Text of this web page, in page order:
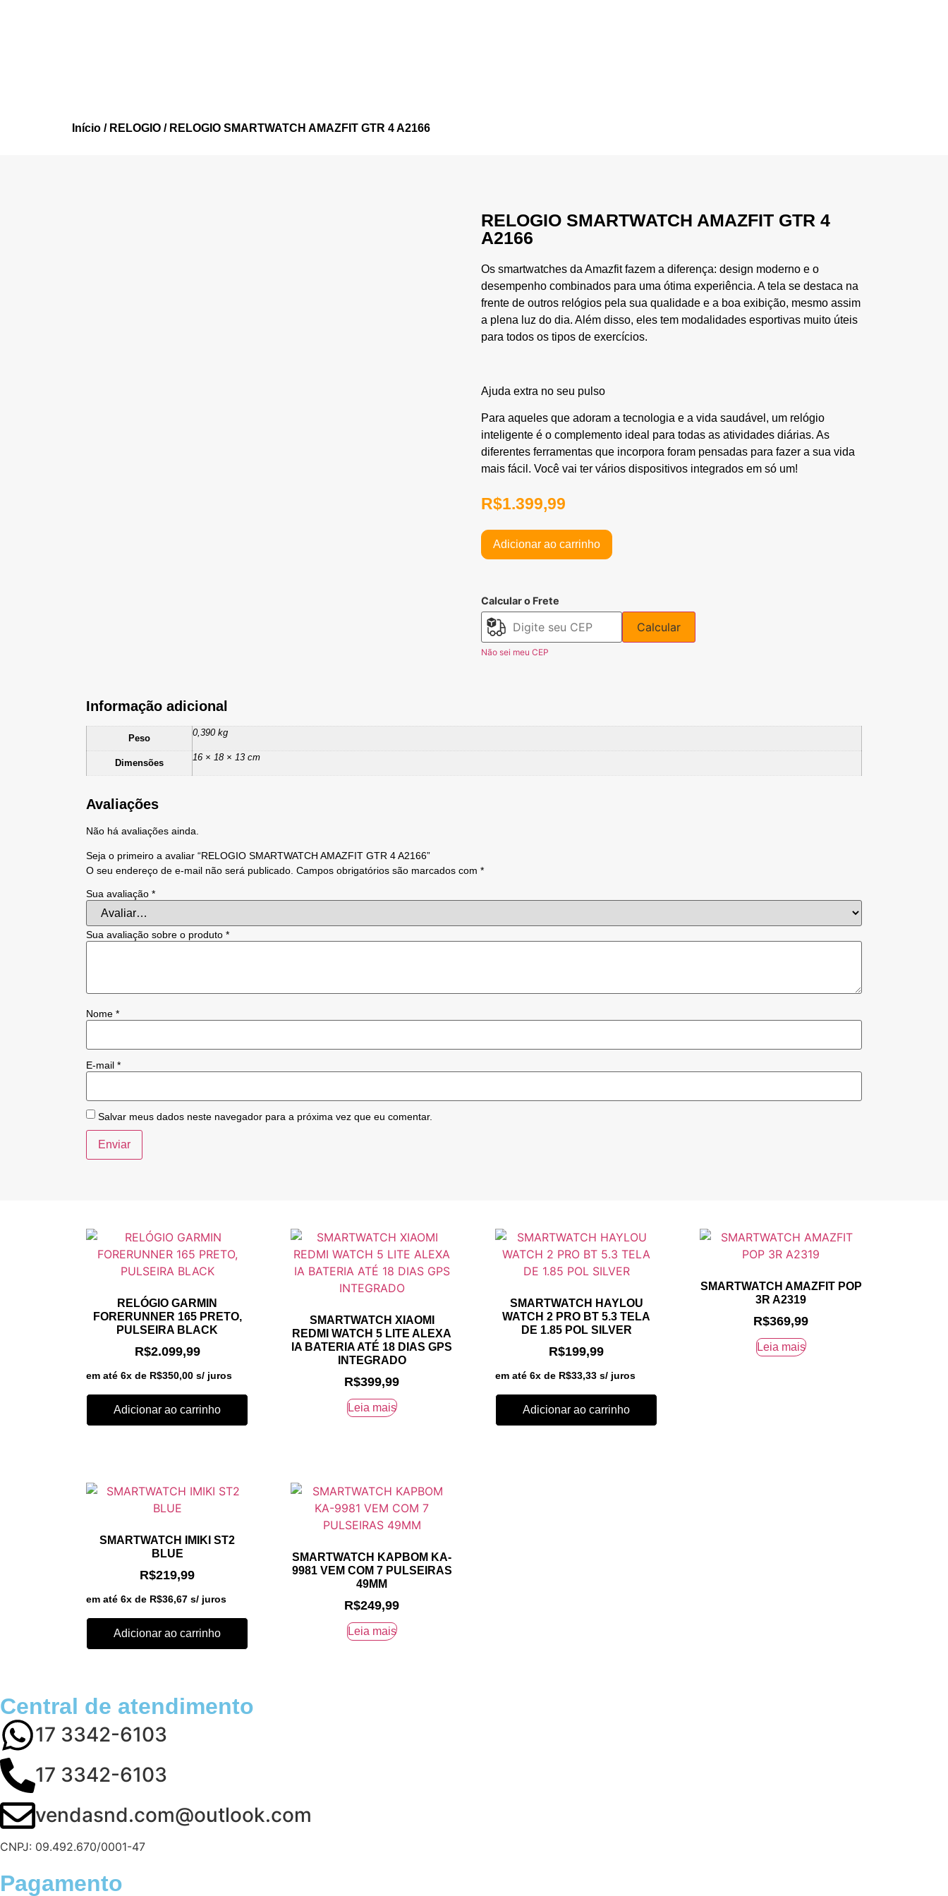
Início / RELOGIO / RELOGIO SMARTWATCH AMAZFIT GTR 4 A2166
RELOGIO SMARTWATCH AMAZFIT GTR 4
A2166
Os smartwatches da Amazfit fazem a diferença: design moderno e o
desempenho combinados para uma ótima experiência. A tela se destaca na
frente de outros relógios pela sua qualidade e a boa exibição, mesmo assim
a plena luz do dia. Além disso, eles tem modalidades esportivas muito úteis
para todos os tipos de exercícios.
Ajuda extra no seu pulso
Para aqueles que adoram a tecnologia e a vida saudável, um relógio
inteligente é o complemento ideal para todas as atividades diárias. As
diferentes ferramentas que incorpora foram pensadas para fazer a sua vida
mais fácil. Você vai ter vários dispositivos integrados em só um!
R$1.399,99
Adicionar ao carrinho
Calcular o Frete
Calcular
Não sei meu CEP
Informação adicional
Peso
0,390 kg
Dimensões
16 × 18 × 13 cm
Avaliações
Não há avaliações ainda.
Seja o primeiro a avaliar “RELOGIO SMARTWATCH AMAZFIT GTR 4 A2166”
O seu endereço de e-mail não será publicado. Campos obrigatórios são marcados com *
Sua avaliação *
Sua avaliação sobre o produto *
Nome *
E-mail *
Salvar meus dados neste navegador para a próxima vez que eu comentar.
RELÓGIO GARMIN
FORERUNNER 165 PRETO,
PULSEIRA BLACK
R$2.099,99
em até 6x de R$350,00 s/ juros
Adicionar ao carrinho
SMARTWATCH XIAOMI
REDMI WATCH 5 LITE ALEXA
IA BATERIA ATÉ 18 DIAS GPS
INTEGRADO
R$399,99
Leia mais
SMARTWATCH HAYLOU
WATCH 2 PRO BT 5.3 TELA
DE 1.85 POL SILVER
R$199,99
em até 6x de R$33,33 s/ juros
Adicionar ao carrinho
SMARTWATCH AMAZFIT POP
3R A2319
R$369,99
Leia mais
SMARTWATCH IMIKI ST2
BLUE
R$219,99
em até 6x de R$36,67 s/ juros
Adicionar ao carrinho
SMARTWATCH KAPBOM KA-
9981 VEM COM 7 PULSEIRAS
49MM
R$249,99
Leia mais
Central de atendimento
17 3342-6103
17 3342-6103
vendasnd.com@outlook.com
CNPJ: 09.492.670/0001-47
Pagamento